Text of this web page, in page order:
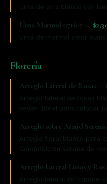
Urna de onix blanco con
Urna Marmol 0716-2 —
Urna de marmol color
Florería
Arreglo Lateral de Rosas —
Arreglo lateral de rosas
verde. Ideal para colocar
Arreglo sobre Ataúd
Arreglo floral blanco para
Composición serena de
Arreglo Lateral Lirios y
Arreglo lateral en trípode